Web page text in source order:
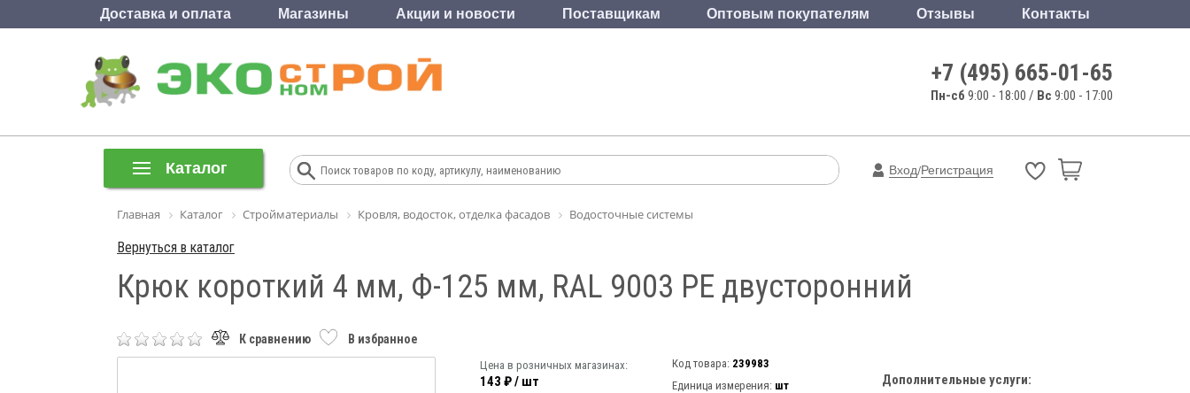
Доставка и оплата Магазины Акции и новости Поставщикам Оптовым покупателям Отзывы Контакты
+7 (495) 665-01-65
Пн-сб 9:00 - 18:00 / Вс 9:00 - 17:00
Каталог Вход/Регистрация
Главная Каталог Стройматериалы Кровля, водосток, отделка фасадов Водосточные системы
Вернуться в каталог
Крюк короткий 4 мм, Ф-125 мм, RAL 9003 РЕ двусторонний
К сравнению В избранное
Цена в розничных магазинах:
143 ₽ / шт
Код товара: 239983
Единица измерения: шт
Дополнительные услуги: